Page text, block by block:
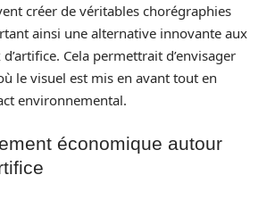
créer de véritables chorégraphies
ainsi une alternative innovante aux
Cela permettrait d’envisager
le visuel est mis en avant tout en
environnemental.
économique autour